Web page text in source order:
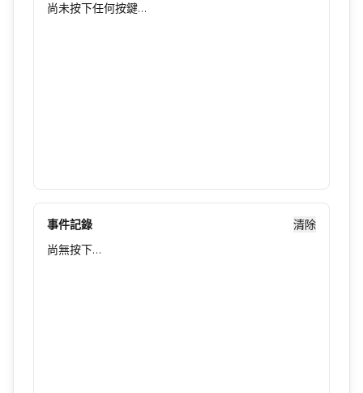
尚未按下任何按鍵…
事件記錄
清除
尚無按下…